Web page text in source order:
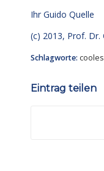
Ihr Guido Quelle
(c) 2013, Prof. Dr.
Schlagworte:
Eintrag teilen